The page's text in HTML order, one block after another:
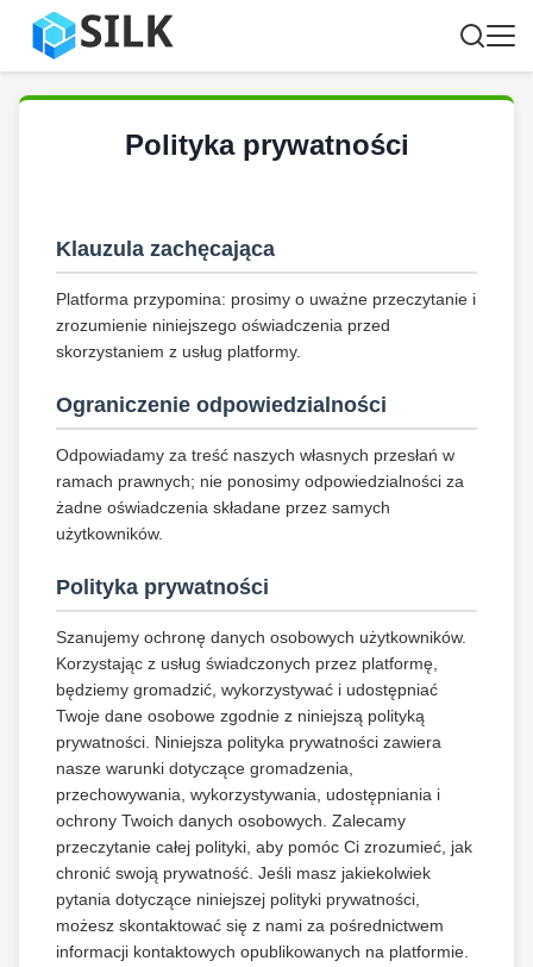
Polityka prywatności
Klauzula zachęcająca
Platforma przypomina: prosimy o uważne przeczytanie i
zrozumienie niniejszego oświadczenia przed
skorzystaniem z usług platformy.
Ograniczenie odpowiedzialności
Odpowiadamy za treść naszych własnych przesłań w
ramach prawnych; nie ponosimy odpowiedzialności za
żadne oświadczenia składane przez samych
użytkowników.
Polityka prywatności
Szanujemy ochronę danych osobowych użytkowników.
Korzystając z usług świadczonych przez platformę,
będziemy gromadzić, wykorzystywać i udostępniać
Twoje dane osobowe zgodnie z niniejszą polityką
prywatności. Niniejsza polityka prywatności zawiera
nasze warunki dotyczące gromadzenia,
przechowywania, wykorzystywania, udostępniania i
ochrony Twoich danych osobowych. Zalecamy
przeczytanie całej polityki, aby pomóc Ci zrozumieć, jak
chronić swoją prywatność. Jeśli masz jakiekolwiek
pytania dotyczące niniejszej polityki prywatności,
możesz skontaktować się z nami za pośrednictwem
informacji kontaktowych opublikowanych na platformie.